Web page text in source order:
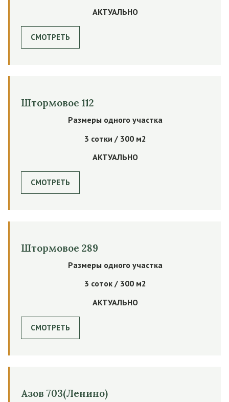
АКТУАЛЬНО
СМОТРЕТЬ
Штормовое 112
Размеры одного участка
3 сотки / 300 м2
АКТУАЛЬНО
СМОТРЕТЬ
Штормовое 289
Размеры одного участка
3 соток / 300 м2
АКТУАЛЬНО
СМОТРЕТЬ
Азов 703(Ленино)